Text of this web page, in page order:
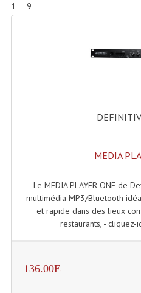
Accessoires
Pieds
Selecteurs
1 - - 9
MEDIA
Le MEDIA PLAYER ONE de
multimédia MP3/Bluetooth
et rapide dans des lieux
restaurants, -
136.00E